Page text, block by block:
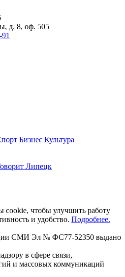
д. 8, оф. 505
Бизнес Культура
Липецк
cookie, чтобы улучшить работу
и удобство. Подробнее.
СМИ Эл № ФС77-52350 выдано
в сфере связи,
и массовых коммуникаций